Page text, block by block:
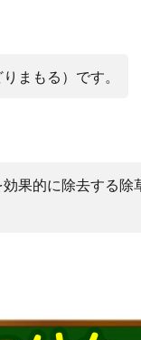
まもる）です。
果的に除去する除